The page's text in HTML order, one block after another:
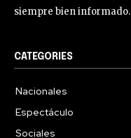
siempre bien informado.
CATEGORIES
Nacionales
Espectáculo
Sociales